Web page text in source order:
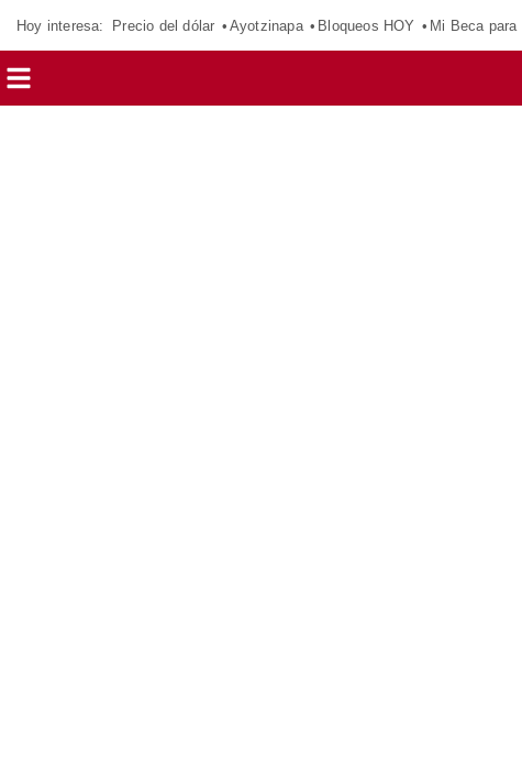
Hoy interesa: Precio del dólar Ayotzinapa Bloqueos HOY Mi Beca para